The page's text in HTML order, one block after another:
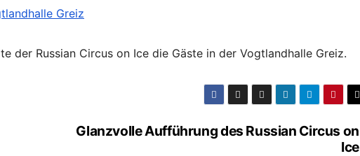
der Russian Circus on Ice die Gäste in der Vogtlandhalle Greiz.
Glanzvolle Aufführung des Russian Circus on
Ice